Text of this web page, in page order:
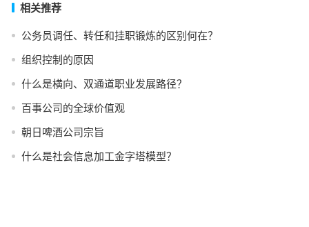
相关推荐
公务员调任、转任和挂职锻炼的区别何在？
组织控制的原因
什么是横向、双通道职业发展路径？
百事公司的全球价值观
朝日啤酒公司宗旨
什么是社会信息加工金字塔模型？